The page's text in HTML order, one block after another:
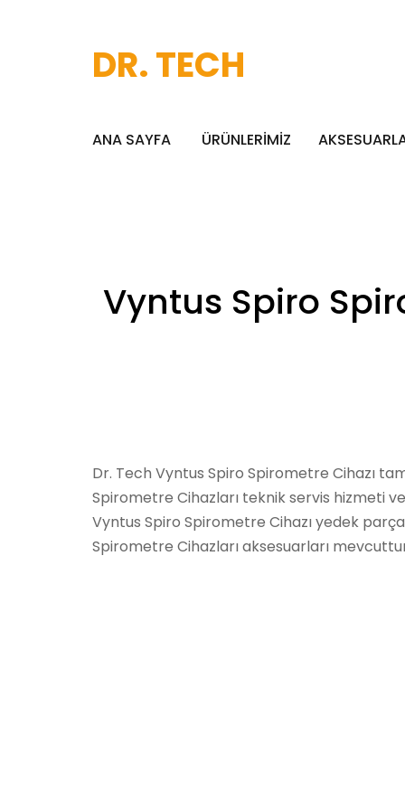
DR. TECH
ANA SAYFA ÜRÜNLERİMİZ
Vyntus Spiro
Dr. Tech Vyntus Spiro Spirometre Cihazı
Spirometre Cihazları teknik servis hizmeti
Vyntus Spiro Spirometre Cihazı yedek
Spirometre Cihazları aksesuarları